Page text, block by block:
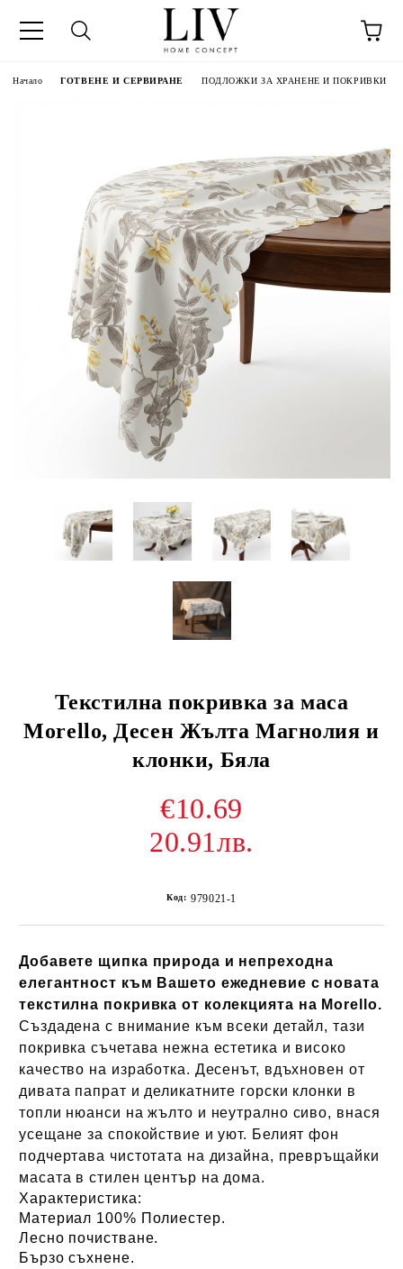
Начало ГОТВЕНЕ И СЕРВИРАНЕ ПОДЛОЖКИ ЗА ХРАНЕНЕ И ПОКРИВКИ
Текстилна покривка за маса
Morello, Десен Жълта Магнолия и
клонки, Бяла
€10.69
20.91лв.
Код: 979021-1
Добавете щипка природа и непреходна
елегантност към Вашето ежедневие с новата
текстилна покривка от колекцията на Morello.
Създадена с внимание към всеки детайл, тази
покривка съчетава нежна естетика и високо
качество на изработка. Десенът, вдъхновен от
дивата папрат и деликатните горски клонки в
топли нюанси на жълто и неутрално сиво, внася
усещане за спокойствие и уют. Белият фон
подчертава чистотата на дизайна, превръщайки
масата в стилен център на дома.
Характеристика:
Материал 100% Полиестер.
Лесно почистване.
Бързо съхнене.